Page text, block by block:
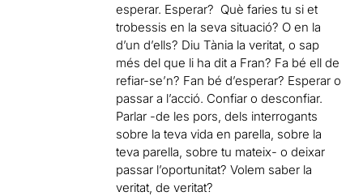
esperar. Esperar? Què faries tu si et
trobessis en la seva situació? O en la
d’un d’ells? Diu Tània la veritat, o sap
més del que li ha dit a Fran? Fa bé ell de
refiar-se’n? Fan bé d’esperar? Esperar o
passar a l’acció. Confiar o desconfiar.
Parlar -de les pors, dels interrogants
sobre la teva vida en parella, sobre la
teva parella, sobre tu mateix- o deixar
passar l’oportunitat? Volem saber la
veritat, de veritat?